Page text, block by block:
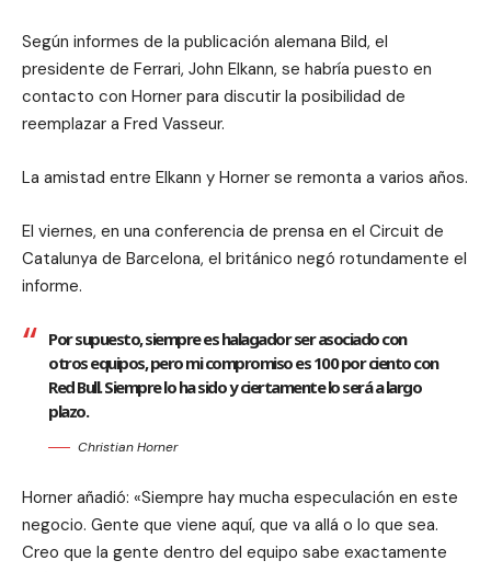
Según informes de la publicación alemana Bild, el
presidente de Ferrari, John Elkann, se habría puesto en
contacto con Horner para discutir la posibilidad de
reemplazar a Fred Vasseur.
La amistad entre Elkann y Horner se remonta a varios años.
El viernes, en una conferencia de prensa en el Circuit de
Catalunya de Barcelona, el británico negó rotundamente el
informe.
Por supuesto, siempre es halagador ser asociado con
otros equipos, pero mi compromiso es 100 por ciento con
Red Bull. Siempre lo ha sido y ciertamente lo será a largo
plazo.
Christian Horner
Horner añadió: «Siempre hay mucha especulación en este
negocio. Gente que viene aquí, que va allá o lo que sea.
Creo que la gente dentro del equipo sabe exactamente